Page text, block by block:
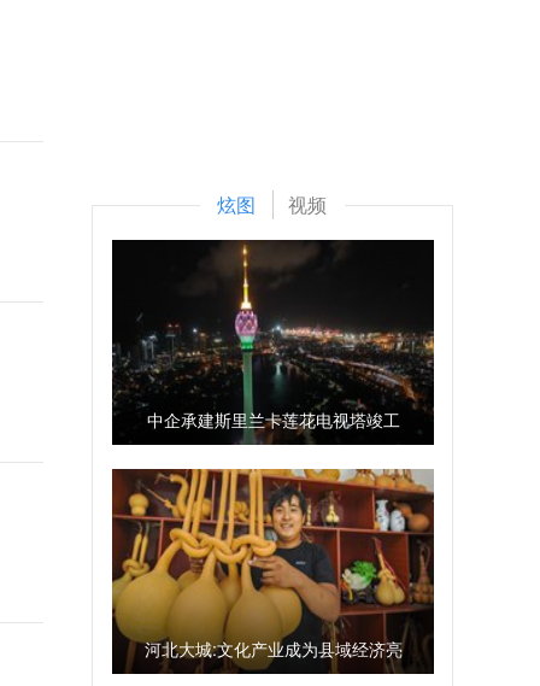
炫图 视频
中企承建斯里兰卡莲花电视塔竣工
河北大城:文化产业成为县域经济亮